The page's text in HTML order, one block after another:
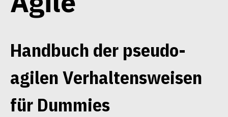
Handbuch der pseudo-
agilen Verhaltensweisen
für Dummies